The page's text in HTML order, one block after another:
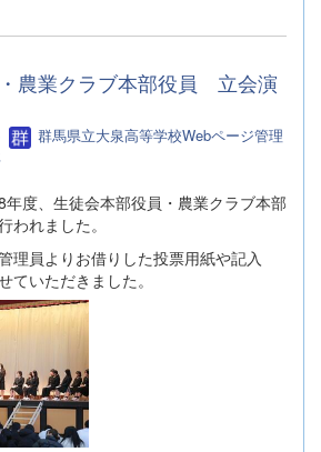
農業クラブ本部役員 立会演
群馬県立大泉高等学校Webページ管理
度、生徒会本部役員・農業クラブ本部
われました。
理員よりお借りした投票用紙や記入
ていただきました。